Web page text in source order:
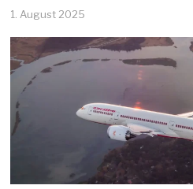
1. August 2025